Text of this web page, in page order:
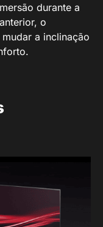
durante a
o
a inclinação